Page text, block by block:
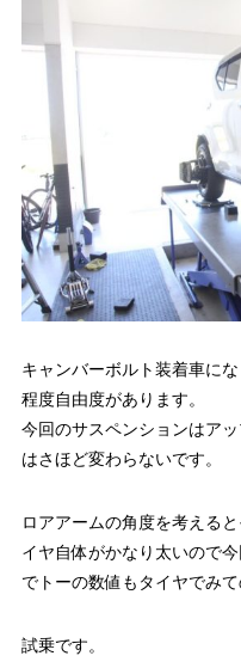
キャンバーボルト装着車に
程度自由度があります。
今回のサスペンションはア
はさほど変わらないです。
ロアアームの角度を考える
イヤ自体がかなり太いので
でトーの数値もタイヤでみ
試乗です。